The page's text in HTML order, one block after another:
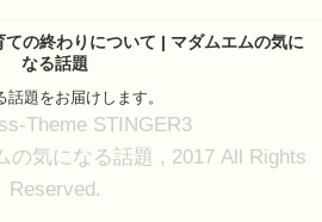
の終わりについて | マダムエムの気に
なる話題
話題をお届けします。
Theme STINGER3
の気になる話題 , 2017 All Rights
Reserved.